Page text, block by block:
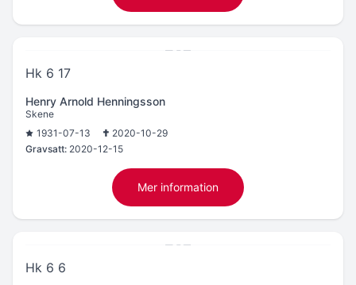
Hk 6 17
Henry Arnold Henningsson
Skene
1931-07-13
2020-10-29
Gravsatt: 2020-12-15
Mer information
Hk 6 6